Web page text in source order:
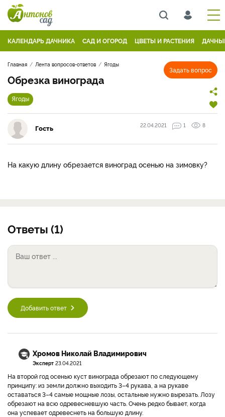
КАЛЕНДАРЬ ДАЧНИКА САД И ОГОРОД ЦВЕТЫ И РАСТЕНИЯ
Задать вопрос
Главная Лента вопросов-ответов Ягоды
Обрезка винограда
Ягоды
Гость 22.04.2021 1 8
На какую длину обрезается виноград осенью на зимовку?
Ответы (1)
Добавить ответ
Хромов Николай Владимирович
Эксперт 23.04.2021
На второй год осенью куст винограда обрезают по следующему
принципу: из земли должно выходить 3–4 рукава, а на рукаве
оставаться 3–4 самые мощные лозы, остальные нужно вырезать. Лозу
обрезают на всю одревесневшую часть. Очень редко бывает, когда
она успевает одревеснеть на большую длину.